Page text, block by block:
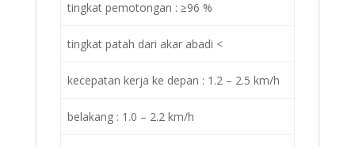
tingkat pemotongan : ≥96 %
tingkat patah dari akar abadi <
kecepatan kerja ke depan : 1.2 – 2.5 km/h
belakang : 1.0 – 2.2 km/h